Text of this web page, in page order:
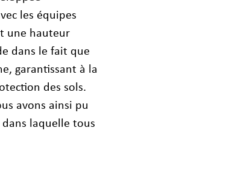
les équipes
une hauteur
dans le fait que
garantissant à la
des sols.
avons ainsi pu
laquelle tous